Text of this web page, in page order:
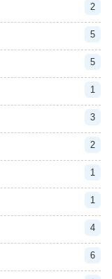
2
5
5
1
3
2
1
1
4
6